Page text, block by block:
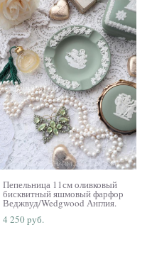
Пепельница 11см оливковый
бисквитный яшмовый фарфор
Веджвуд/Wedgwood Англия.
4 250 pуб.